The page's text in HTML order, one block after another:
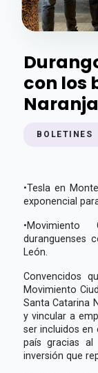
con los
BOLETINES
•Tesla en
exponencial
•Movimiento
duranguenses
León.
Convencidos
Movimiento
Santa Catarina
y vincular a
ser incluidos
país gracias
inversión que